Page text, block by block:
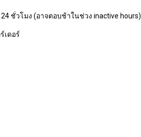
ชั่วโมง (อาจตอบช้าในช่วง inactive hours)
เดอร์